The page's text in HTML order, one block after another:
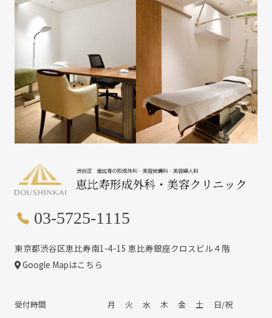
03-5725-1115
東京都渋谷区恵比寿南1-4-15 恵比寿銀座クロスビル４階
Google Mapはこちら
受付時間 月 火 水 木 金 土 日/祝